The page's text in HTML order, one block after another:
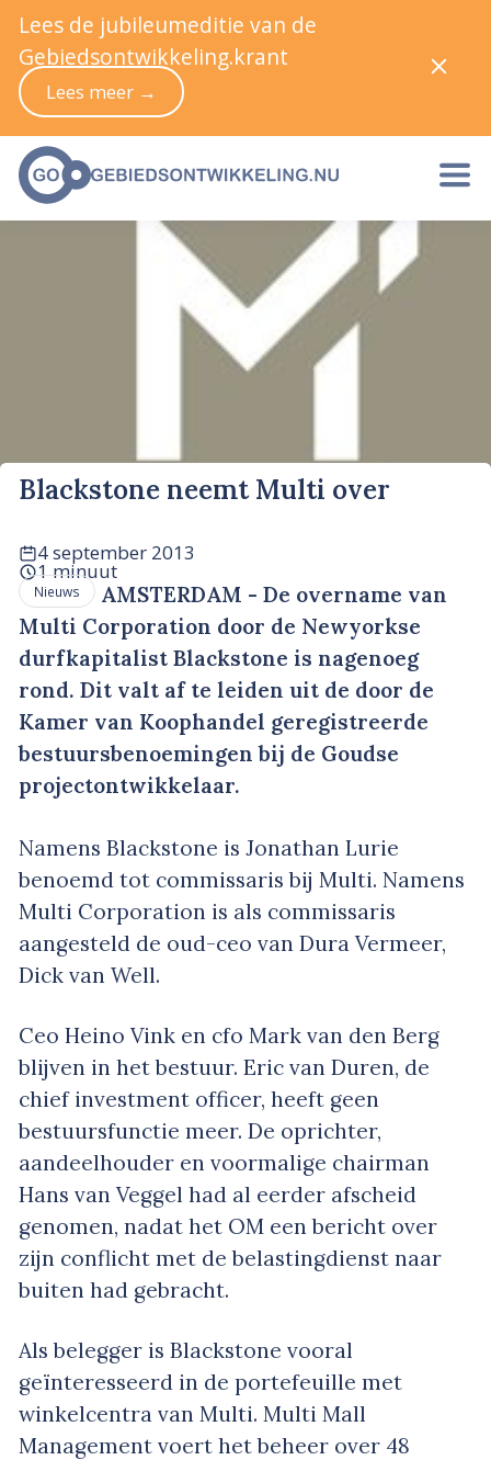
Blackstone neemt Multi over
4 september 2013
1 minuut
Nieuws
AMSTERDAM - De overname van
Multi Corporation door de Newyorkse
durfkapitalist Blackstone is nagenoeg
rond. Dit valt af te leiden uit de door de
Kamer van Koophandel geregistreerde
bestuursbenoemingen bij de Goudse
projectontwikkelaar.
Namens Blackstone is Jonathan Lurie
benoemd tot commissaris bij Multi. Namens
Multi Corporation is als commissaris
aangesteld de oud-ceo van Dura Vermeer,
Dick van Well.
Ceo Heino Vink en cfo Mark van den Berg
blijven in het bestuur. Eric van Duren, de
chief investment officer, heeft geen
bestuursfunctie meer. De oprichter,
aandeelhouder en voormalige chairman
Hans van Veggel had al eerder afscheid
genomen, nadat het OM een bericht over
zijn conflicht met de belastingdienst naar
buiten had gebracht.
Als belegger is Blackstone vooral
geïnteresseerd in de portefeuille met
winkelcentra van Multi. Multi Mall
Management voert het beheer over 48
Lees de jubileumeditie van de
Gebiedsontwikkeling.krant
Lees meer →